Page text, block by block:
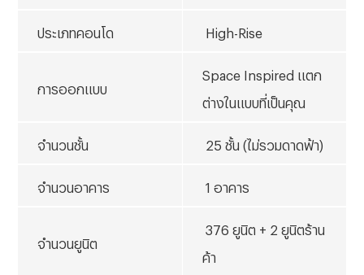
ประเภทคอนโด High-Rise
การออกแบบ
Space Inspired แตก
ต่างในแบบที่เป็นคุณ
จำนวนชั้น 25 ชั้น (ไม่รวมดาดฟ้า)
จำนวนอาคาร 1 อาคาร
จำนวนยูนิต
376 ยูนิต + 2 ยูนิตร้าน
ค้า